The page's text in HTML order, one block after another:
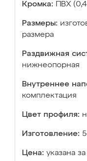
Кромка: ПВХ
Размеры:
размера
Раздвижная
нижнеопорная
Внутреннее
комплектация
Цвет профиля:
Изготовление:
Цена: указана